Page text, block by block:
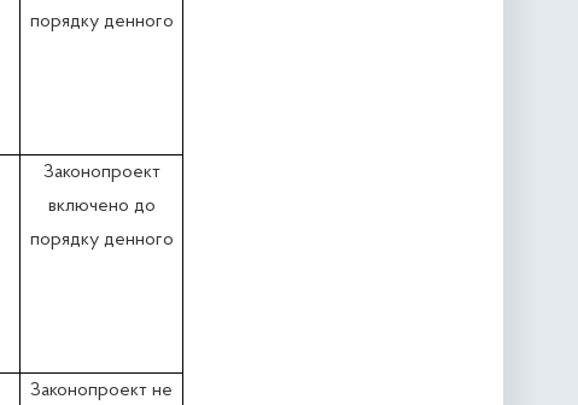
порядку денного
Законопроект
включено до
порядку денного
Законопроект не